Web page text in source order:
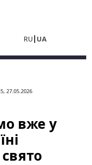
RU UA
27.05.2026
вже у